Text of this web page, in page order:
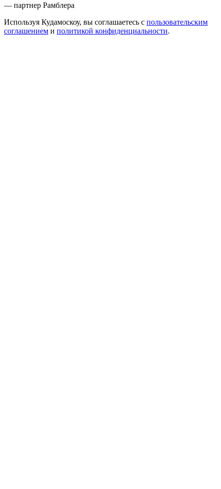
— партнер Рамблера
Используя Кудамоскоу, вы соглашаетесь с пользовательским
соглашением и политикой конфиденциальности.